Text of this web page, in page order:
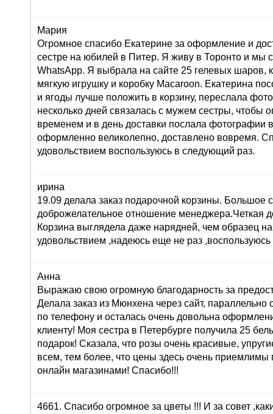
Мария
Огромное спасибо Екатерине за оформление и
сестре на юбилей в Питер. Я живу в Торонто и мы
WhatsApp. Я выбрала на сайте 25 гелевых шаров,
мягкую игрушку и коробку Macaroon. Екатерина
и ягоды лучше положить в корзину, переслала
несколько дней связалась с мужем сестры, чтобы
временем и в день доставки послала фотографии
оформленно великолепно, доставлено вовремя.
удовольствием воспользуюсь в следующий раз.
ирина
19.09 делала заказ подарочной корзины. Большое
доброжелательное отношение менеджера.Четкая
Корзина выглядела даже нарядней, чем образец
удовольствием ,надеюсь еще не раз
Анна
Выражаю свою огромную благодарность за
Делала заказ из Мюнхена через сайт, параллельно
по телефону и осталась очень довольна
клиенту! Моя сестра в Петербурге получила 25
подарок! Сказала, что розы очень красивые,
всем, тем более, что цены здесь очень приемлимы
онлайн магазинами! Спасибо!!!
4661. Спасибо огромное за цветы !!! И за совет